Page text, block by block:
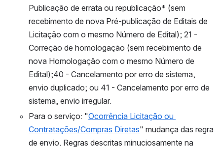
Publicação de errata ou republicação* (sem
recebimento de nova Pré-publicação de Editais de
Licitação com o mesmo Número de Edital); 21 -
Correção de homologação (sem recebimento de
nova Homologação com o mesmo Número de
Edital);40 - Cancelamento por erro de sistema,
envio duplicado; ou 41 - Cancelamento por erro de
sistema, envio irregular.
Para o serviço: "Ocorrência Licitação ou
Contratações/Compras Diretas" mudança das regra
de envio. Regras descritas minuciosamente na